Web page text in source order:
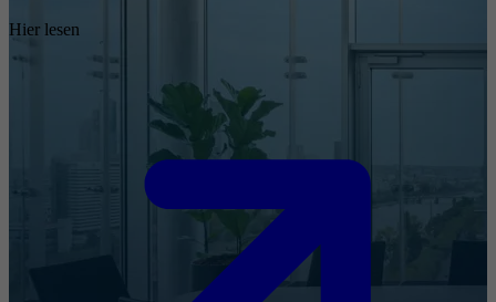
Hier lesen